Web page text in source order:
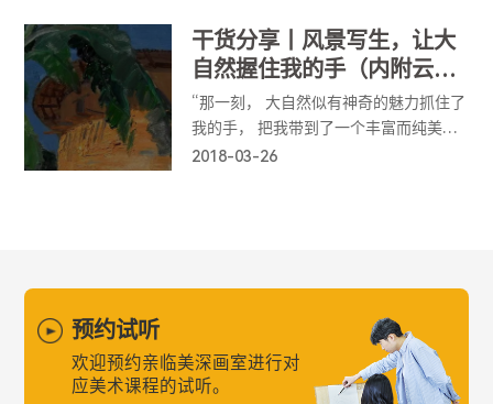
干货分享丨风景写生，让大
自然握住我的手（内附云水
谣写生范画）
“那一刻， 大自然似有神奇的魅力抓住了
我的手， 把我带到了一个丰富而纯美的
精神家园。”
2018-03-26
预约试听
欢迎预约亲临美深画室进行对
应美术课程的试听。